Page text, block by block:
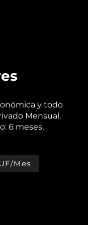
y todo
Mensual.
6 meses.
Mes